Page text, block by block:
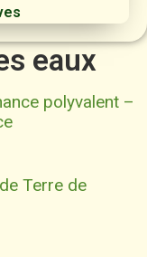
eaux
polyvalent –
Terre de